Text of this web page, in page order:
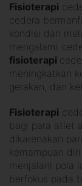
Fisioterapi
cedera
kondisi dan
mengalami
fisioterapi
meningkatkan
gerakan, dan
Fisioterapi
bagi para atlet
dikarenakan
kemampuan
menjalani pola
berfokus pada